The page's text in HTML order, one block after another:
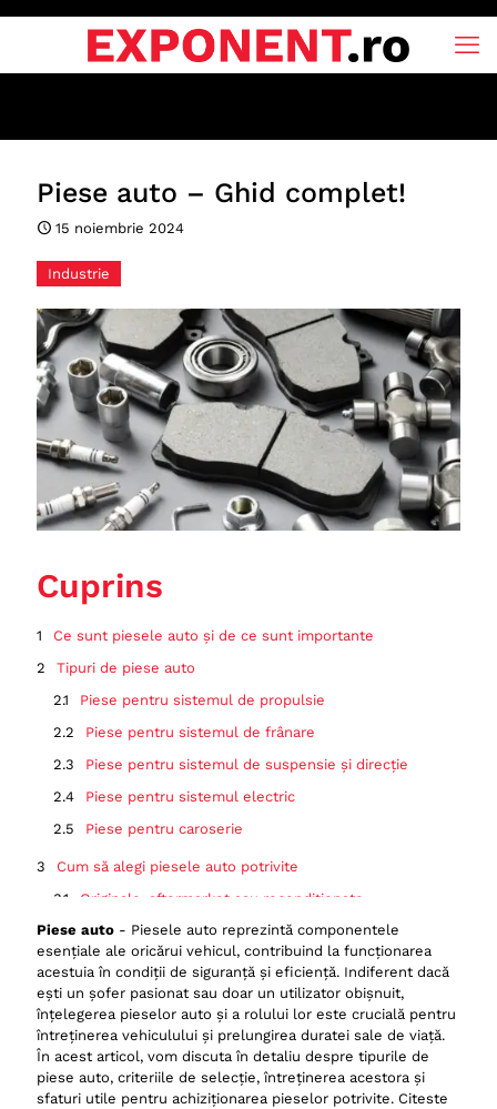
Piese auto – Ghid complet!
15 noiembrie 2024
Industrie
Cuprins
Ce sunt piesele auto și de ce sunt importante
Tipuri de piese auto
Piese pentru sistemul de propulsie
Piese pentru sistemul de frânare
Piese pentru sistemul de suspensie și direcție
Piese pentru sistemul electric
Piese pentru caroserie
Cum să alegi piesele auto potrivite
Originale, aftermarket sau recondiționate
Compatibilitatea
Calitatea și durabilitatea
Întreținerea pieselor auto
Inspecții periodice
Curățarea și lubrifierea
Înlocuirea pieselor uzate
Piese auto - Piesele auto reprezintă componentele
esențiale ale oricărui vehicul, contribuind la funcționarea
acestuia în condiții de siguranță și eficiență. Indiferent dacă
ești un șofer pasionat sau doar un utilizator obișnuit,
înțelegerea pieselor auto și a rolului lor este crucială pentru
întreținerea vehiculului și prelungirea duratei sale de viață.
În acest articol, vom discuta în detaliu despre tipurile de
piese auto, criteriile de selecție, întreținerea acestora și
sfaturi utile pentru achiziționarea pieselor potrivite. Citeste